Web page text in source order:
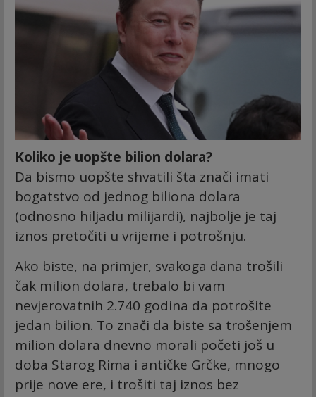
Koliko je uopšte bilion dolara?
Da bismo uopšte shvatili šta znači imati
bogatstvo od jednog biliona dolara
(odnosno hiljadu milijardi), najbolje je taj
iznos pretočiti u vrijeme i potrošnju.
Ako biste, na primjer, svakoga dana trošili
čak milion dolara, trebalo bi vam
nevjerovatnih 2.740 godina da potrošite
jedan bilion. To znači da biste sa trošenjem
milion dolara dnevno morali početi još u
doba Starog Rima i antičke Grčke, mnogo
prije nove ere, i trošiti taj iznos bez